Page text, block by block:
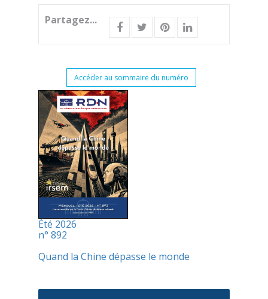
Partagez...
Accéder au sommaire du numéro
Été 2026
n° 892
Quand la Chine dépasse le monde